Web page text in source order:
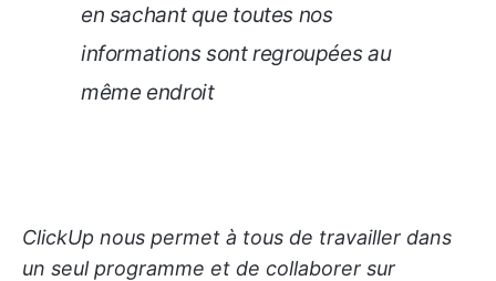
en sachant que toutes nos
informations sont regroupées au
même endroit
ClickUp nous permet à tous de travailler dans
un seul programme et de collaborer sur